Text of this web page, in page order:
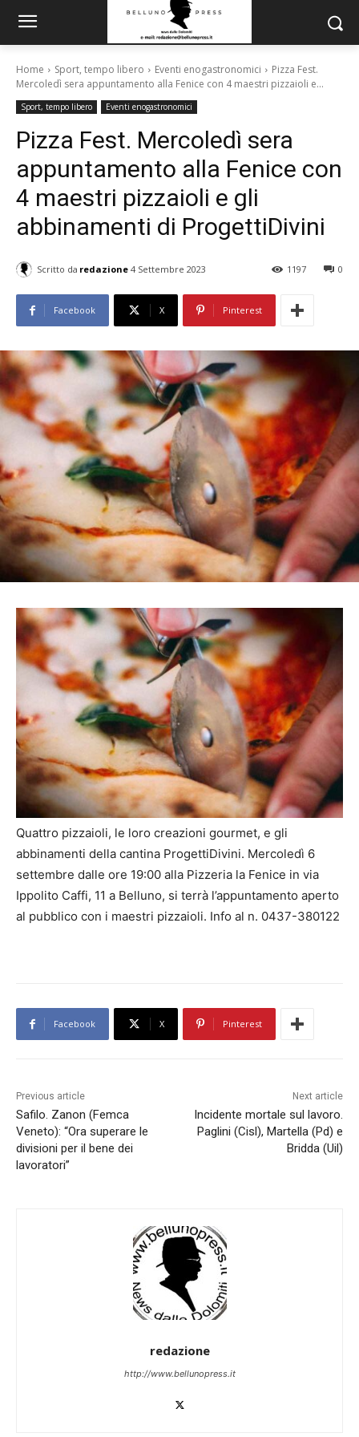
Home Sport, tempo libero Eventi enogastronomici
Pizza Fest.
Mercoledì sera appuntamento alla Fenice con 4 maestri pizzaioli e...
Sport, tempo libero Eventi enogastronomici
Pizza Fest. Mercoledì sera
appuntamento alla Fenice con
4 maestri pizzaioli e gli
abbinamenti di ProgettiDivini
Scritto da redazione 4 Settembre 2023 0
1197
Facebook X Pinterest
Quattro pizzaioli, le loro creazioni gourmet, e gli
abbinamenti della cantina ProgettiDivini. Mercoledì 6
settembre dalle ore 19:00 alla Pizzeria la Fenice in via
Ippolito Caffi, 11 a Belluno, si terrà l’appuntamento aperto
al pubblico con i maestri pizzaioli. Info al n. 0437-380122
Facebook X Pinterest
Previous article
Safilo. Zanon (Femca
Veneto): “Ora superare le
divisioni per il bene dei
lavoratori”
Next article
Incidente mortale sul lavoro.
Paglini (Cisl), Martella (Pd) e
Bridda (Uil)
redazione
http://www.bellunopress.it